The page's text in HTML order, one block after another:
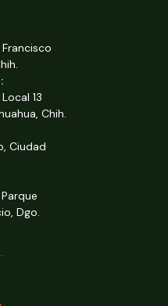
13
Chih.
Ciudad
Dgo.